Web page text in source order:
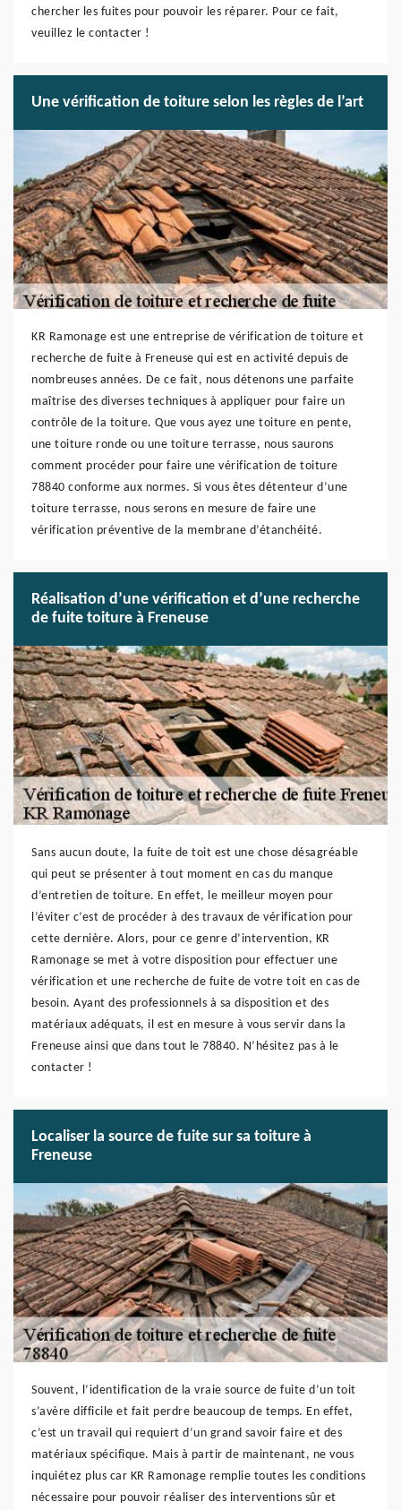
chercher les fuites pour pouvoir les réparer. Pour ce fait,
veuillez le contacter !
Une vérification de toiture selon les règles de l’art
KR Ramonage est une entreprise de vérification de toiture et
recherche de fuite à Freneuse qui est en activité depuis de
nombreuses années. De ce fait, nous détenons une parfaite
maîtrise des diverses techniques à appliquer pour faire un
contrôle de la toiture. Que vous ayez une toiture en pente,
une toiture ronde ou une toiture terrasse, nous saurons
comment procéder pour faire une vérification de toiture
78840 conforme aux normes. Si vous êtes détenteur d’une
toiture terrasse, nous serons en mesure de faire une
vérification préventive de la membrane d’étanchéité.
Réalisation d’une vérification et d’une recherche
de fuite toiture à Freneuse
Sans aucun doute, la fuite de toit est une chose désagréable
qui peut se présenter à tout moment en cas du manque
d’entretien de toiture. En effet, le meilleur moyen pour
l’éviter c’est de procéder à des travaux de vérification pour
cette dernière. Alors, pour ce genre d’intervention, KR
Ramonage se met à votre disposition pour effectuer une
vérification et une recherche de fuite de votre toit en cas de
besoin. Ayant des professionnels à sa disposition et des
matériaux adéquats, il est en mesure à vous servir dans la
Freneuse ainsi que dans tout le 78840. N’hésitez pas à le
contacter !
Localiser la source de fuite sur sa toiture à
Freneuse
Souvent, l’identification de la vraie source de fuite d’un toit
s’avère difficile et fait perdre beaucoup de temps. En effet,
c’est un travail qui requiert d’un grand savoir faire et des
matériaux spécifique. Mais à partir de maintenant, ne vous
inquiétez plus car KR Ramonage remplie toutes les conditions
nécessaire pour pouvoir réaliser des interventions sûr et